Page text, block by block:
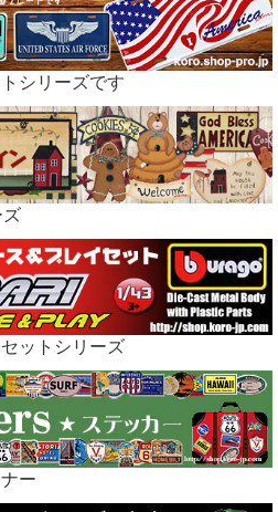
シリーズです
ズ
ットシリーズ
ー